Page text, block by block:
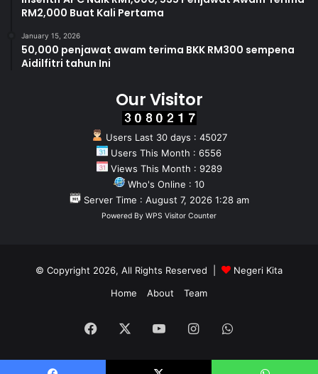
RM2,000 Buat Kali Pertama
January 15, 2026
50,000 penjawat awam terima BKK RM300 sempena
Aidilfitri tahun Ini
Our Visitor
Users Last 30 days : 45027
Users This Month : 6556
Views This Month : 9289
Who's Online : 10
Server Time : August 7, 2026 1:28 am
Powered By WPS Visitor Counter
© Copyright 2026, All Rights Reserved |
Negeri Kita
Home
About Team
Facebook YouTubeInstagramWhatsApp